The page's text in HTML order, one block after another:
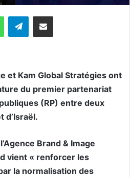
WhatsApp Telegram
et Kam Global Stratégies ont
du premier partenariat
(RP) entre deux
d’Israël.
Brand & Image
vient « renforcer les
la normalisation des